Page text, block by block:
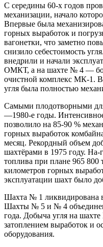
С середины 60-х годов
механизации, начало
Впервые была
горных выработок и
вагонетки, что заметно
снизило себестоимость
внедрили и начали
ОМКТ, а на шахте № 4 —
очистной комплекс МК-1. В
угля была полностью
Самыми плодотворными
—1980-е годы.
позволило на 85-90 %
горных выработок
месяц. Рекордный объем
шахтёрами в 1975 году. На-
топлива при плане 965 800
километров горных
эксплуатации шахт было
Шахта № 1 ликвидирована
Шахты № 5 и № 4
года. Добыча угля на шахте
затоплением выработок и
оборудования.